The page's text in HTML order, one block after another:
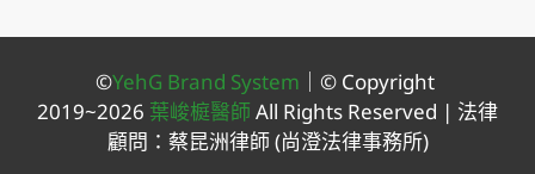
©YehG Brand System
© Copyright
2019~2026 葉峻榳醫師 All Rights Reserved | 法律
顧問：蔡昆洲律師(尚澄法律事務所)